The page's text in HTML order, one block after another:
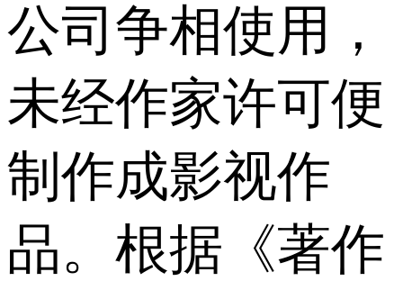
公司争相使用，
未经作家许可便
制作成影视作
品。根据《著作